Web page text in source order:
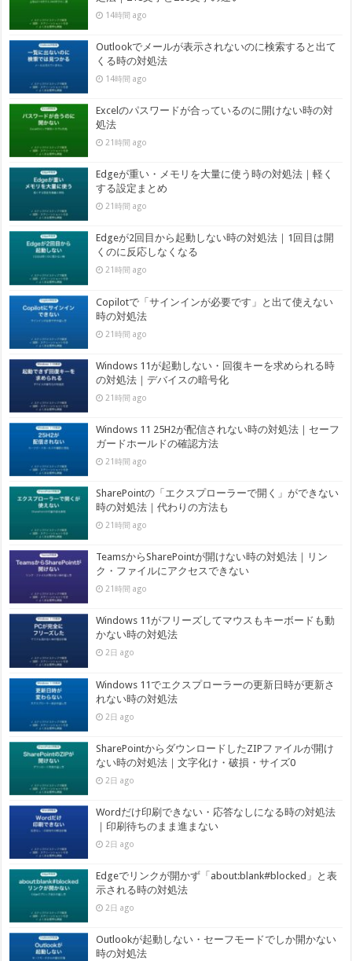
14時間 ago
Outlookでメールが表示されないのに検索すると出て
くる時の対処法
14時間 ago
Excelのパスワードが合っているのに開けない時の対
処法
21時間 ago
Edgeが重い・メモリを大量に使う時の対処法｜軽く
する設定まとめ
21時間 ago
Edgeが2回目から起動しない時の対処法｜1回目は開
くのに反応しなくなる
21時間 ago
Copilotで「サインインが必要です」と出て使えない
時の対処法
21時間 ago
Windows 11が起動しない・回復キーを求められる時
の対処法｜デバイスの暗号化
21時間 ago
Windows 11 25H2が配信されない時の対処法｜セーフ
ガードホールドの確認方法
21時間 ago
SharePointの「エクスプローラーで開く」ができない
時の対処法｜代わりの方法も
21時間 ago
TeamsからSharePointが開けない時の対処法｜リン
ク・ファイルにアクセスできない
21時間 ago
Windows 11がフリーズしてマウスもキーボードも動
かない時の対処法
2日 ago
Windows 11でエクスプローラーの更新日時が更新さ
れない時の対処法
2日 ago
SharePointからダウンロードしたZIPファイルが開け
ない時の対処法｜文字化け・破損・サイズ0
2日 ago
Wordだけ印刷できない・応答なしになる時の対処法
｜印刷待ちのまま進まない
2日 ago
Edgeでリンクが開かず「about:blank#blocked」と表
示される時の対処法
2日 ago
Outlookが起動しない・セーフモードでしか開かない
時の対処法